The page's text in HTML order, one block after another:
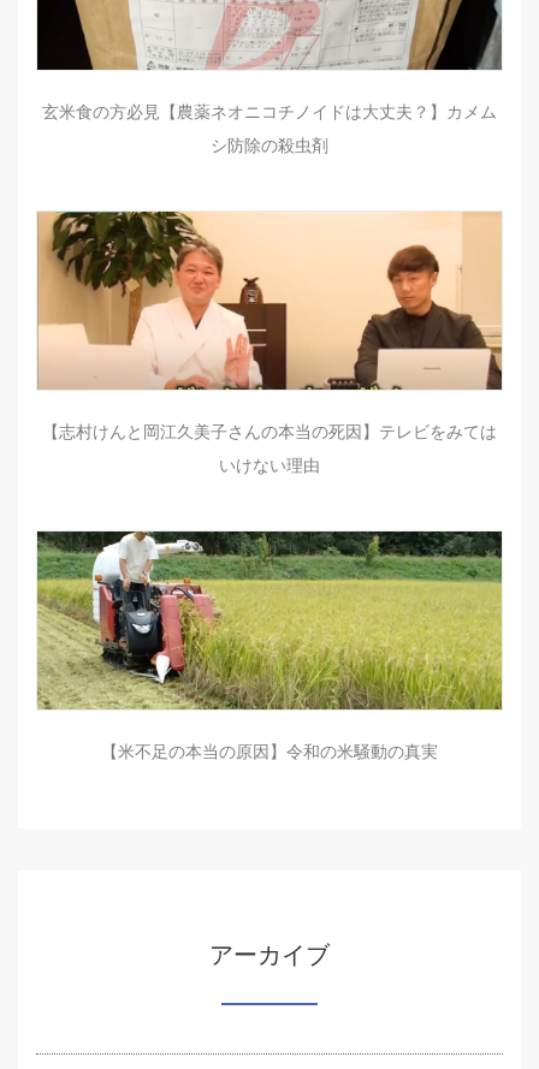
玄米食の方必見【農薬ネオニコチノイドは大丈夫？】カメム
シ防除の殺虫剤
【志村けんと岡江久美子さんの本当の死因】テレビをみては
いけない理由
【米不足の本当の原因】令和の米騒動の真実
アーカイブ